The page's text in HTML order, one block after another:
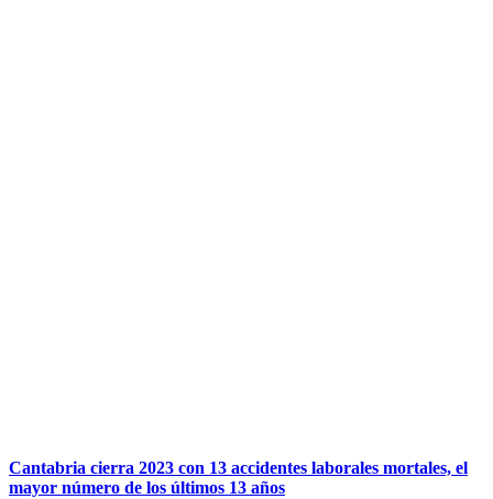
Cantabria cierra 2023 con 13 accidentes laborales mortales, el
mayor número de los últimos 13 años